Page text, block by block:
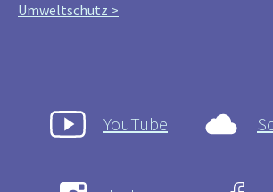
Umweltschutz >
YouTube